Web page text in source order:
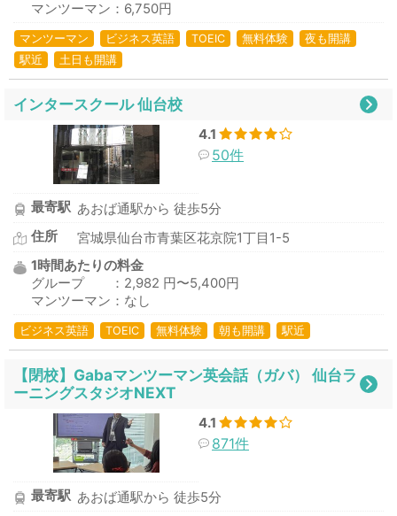
マンツーマン：6,750円
マンツーマン ビジネス英語 TOEIC 無料体験
夜も開講
駅近
土日も開講
インタースクール 仙台校
4.1
50件
最寄駅 あおば通駅から 徒歩5分
住所
宮城県仙台市青葉区花京院1丁目1-5
1時間あたりの料金
グループ ：2,982 円〜5,400円
マンツーマン：なし
ビジネス英語 TOEIC 無料体験 朝も開講 駅近
【閉校】Gabaマンツーマン英会話（ガバ） 仙台ラ
ーニングスタジオNEXT
4.1
871件
最寄駅 あおば通駅から 徒歩5分